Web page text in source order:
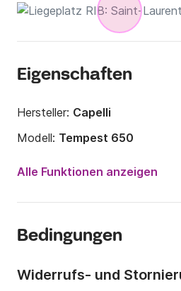
Eigenschaften
Hersteller: Capelli
Modell: Tempest 650
Motorleistung:
Anzahl Plätze an Bord:
Alle Funktionen anzeigen
Bedingungen
Widerrufs- und